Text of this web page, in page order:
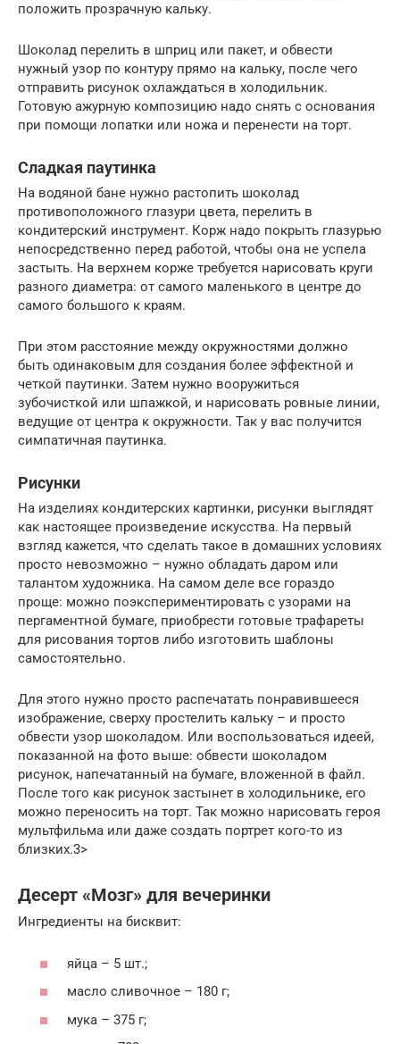
положить прозрачную кальку.
Шоколад перелить в шприц или пакет, и обвести
нужный узор по контуру прямо на кальку, после чего
отправить рисунок охлаждаться в холодильник.
Готовую ажурную композицию надо снять с основания
при помощи лопатки или ножа и перенести на торт.
Сладкая паутинка
На водяной бане нужно растопить шоколад
противоположного глазури цвета, перелить в
кондитерский инструмент. Корж надо покрыть глазурью
непосредственно перед работой, чтобы она не успела
застыть. На верхнем корже требуется нарисовать круги
разного диаметра: от самого маленького в центре до
самого большого к краям.
При этом расстояние между окружностями должно
быть одинаковым для создания более эффектной и
четкой паутинки. Затем нужно вооружиться
зубочисткой или шпажкой, и нарисовать ровные линии,
ведущие от центра к окружности. Так у вас получится
симпатичная паутинка.
Рисунки
На изделиях кондитерских картинки, рисунки выглядят
как настоящее произведение искусства. На первый
взгляд кажется, что сделать такое в домашних условиях
просто невозможно – нужно обладать даром или
талантом художника. На самом деле все гораздо
проще: можно поэкспериментировать с узорами на
пергаментной бумаге, приобрести готовые трафареты
для рисования тортов либо изготовить шаблоны
самостоятельно.
Для этого нужно просто распечатать понравившееся
изображение, сверху простелить кальку – и просто
обвести узор шоколадом. Или воспользоваться идеей,
показанной на фото выше: обвести шоколадом
рисунок, напечатанный на бумаге, вложенной в файл.
После того как рисунок застынет в холодильнике, его
можно переносить на торт. Так можно нарисовать героя
мультфильма или даже создать портрет кого-то из
близких.3>
Десерт «Мозг» для вечеринки
Ингредиенты на бисквит:
яйца – 5 шт.;
масло сливочное – 180 г;
мука – 375 г;